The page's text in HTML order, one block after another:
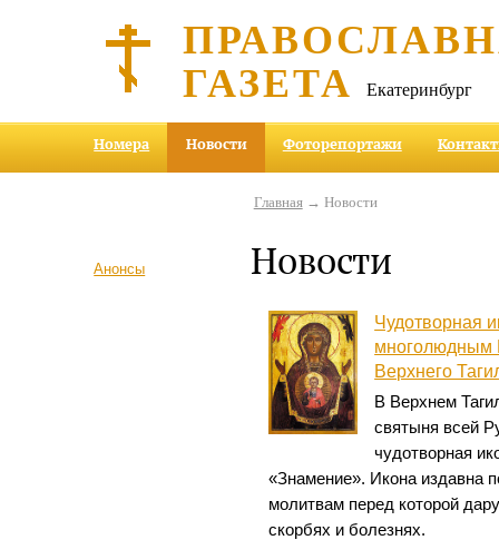
ГАЗЕТА Екатеринбург
Номера Новости Фоторепортажи
Анонсы
Главная→ Новости
Новости
Чудотворная
многолюдным
Верхнего
В Верхнем
святыня всей
чудотворная
«Знамение». Икона издавна
молитвам перед которой
скорбях и болезнях.